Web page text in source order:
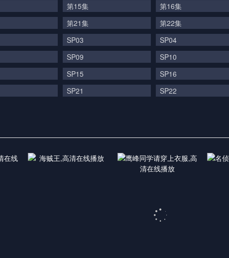
第15集 第16集
第21集 第22集
SP03 SP04
SP09 SP10
SP15 SP16
SP21 SP22